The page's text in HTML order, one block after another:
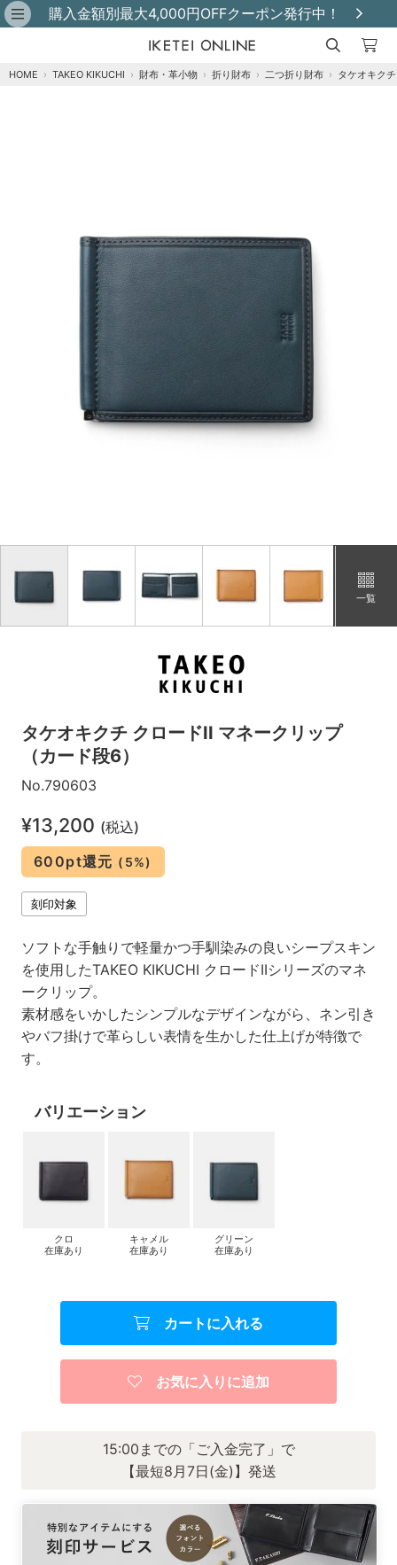
購入金額別最大4,000円OFFクーポン発行中！
HOME › TAKEO KIKUCHI › 財布・革小物 › 折り財布 › 二つ折り財布 › タケオキク
一覧
タケオキクチ クロードII マネークリップ
（カード段6）
No.790603
¥13,200 (税込)
600pt還元 (5%)
刻印対象
ソフトな手触りで軽量かつ手馴染みの良いシープスキン
を使用したTAKEO KIKUCHI クロードIIシリーズのマネ
ークリップ。
素材感をいかしたシンプルなデザインながら、ネン引き
やバフ掛けで革らしい表情を生かした仕上げが特徴で
す。
バリエーション
クロ
在庫あり
キャメル
在庫あり
グリーン
在庫あり
カートに入れる
お気に入りに追加
15:00までの「ご入金完了」で
【最短8月7日(金)】発送
グリーン
在庫あり
カートに追加